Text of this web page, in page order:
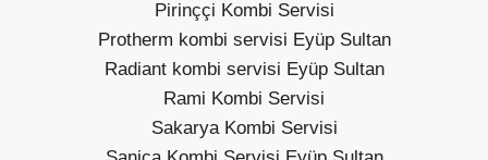
Pirinççi Kombi Servisi
Protherm kombi servisi Eyüp Sultan
Radiant kombi servisi Eyüp Sultan
Rami Kombi Servisi
Sakarya Kombi Servisi